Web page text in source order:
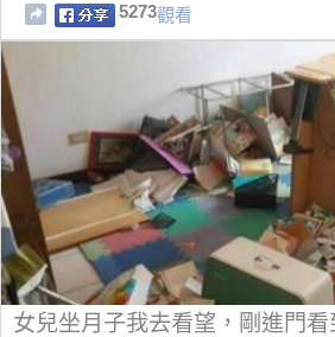
5273觀看
女兒坐月子我去看望，剛進門看